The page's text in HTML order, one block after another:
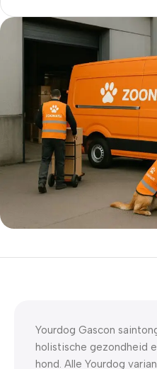
5% korting met code
Yourdog Gascon
holistische gezondheid
hond. Alle Yourdog